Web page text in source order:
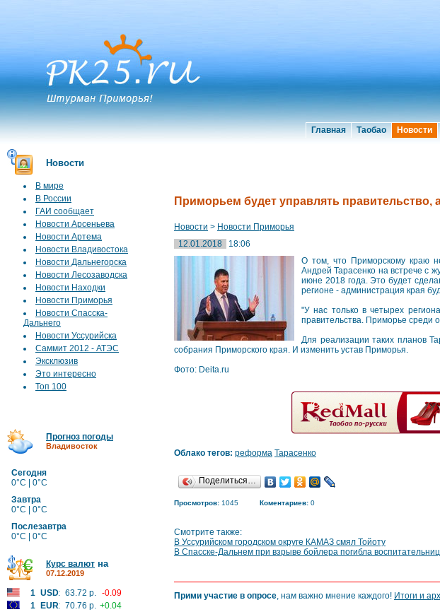
Главная Таобао Новости
Новости
В мире
В России
ГАИ сообщает
Новости Арсеньева
Новости Артема
Новости Владивостока
Новости Дальнегорска
Новости Лесозаводска
Новости Находки
Новости Приморья
Новости Спасска-
Дальнего
Новости Уссурийска
Саммит 2012 - АТЭС
Эксклюзив
Это интересно
Топ 100
Прогноз погоды
Владивосток
Сегодня
0°C | 0°C
Завтра
0°C | 0°C
Послезавтра
0°C | 0°C
Курс валют на
07.12.2019
1 USD: 63.72 р. -0.09
1
EUR: 70.76 р. +0.04
Приморьем будет управлять правительство,
Новости > Новости Приморья
12.01.2018
18:06
О том, что Приморскому краю
Андрей Тарасенко на встрече с
июне 2018 года. Это будет
регионе - администрация края
"У нас только в четырех
правительства. Приморье среди
Для реализации таких планов
собрания Приморского края. И изменить устав Приморья.
Фото: Deita.ru
Облако тегов: реформа Тарасенко
Поделиться…
Просмотров: 1045 Коментариев: 0
Смотрите также:
В Уссурийском городском округе КАМАЗ смял Тойоту
В Спасске-Дальнем при взрыве бойлера погибла
Прими участие в опросе, нам важно мнение каждого! Итоги и